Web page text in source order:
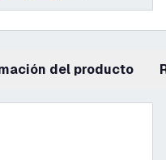
del producto